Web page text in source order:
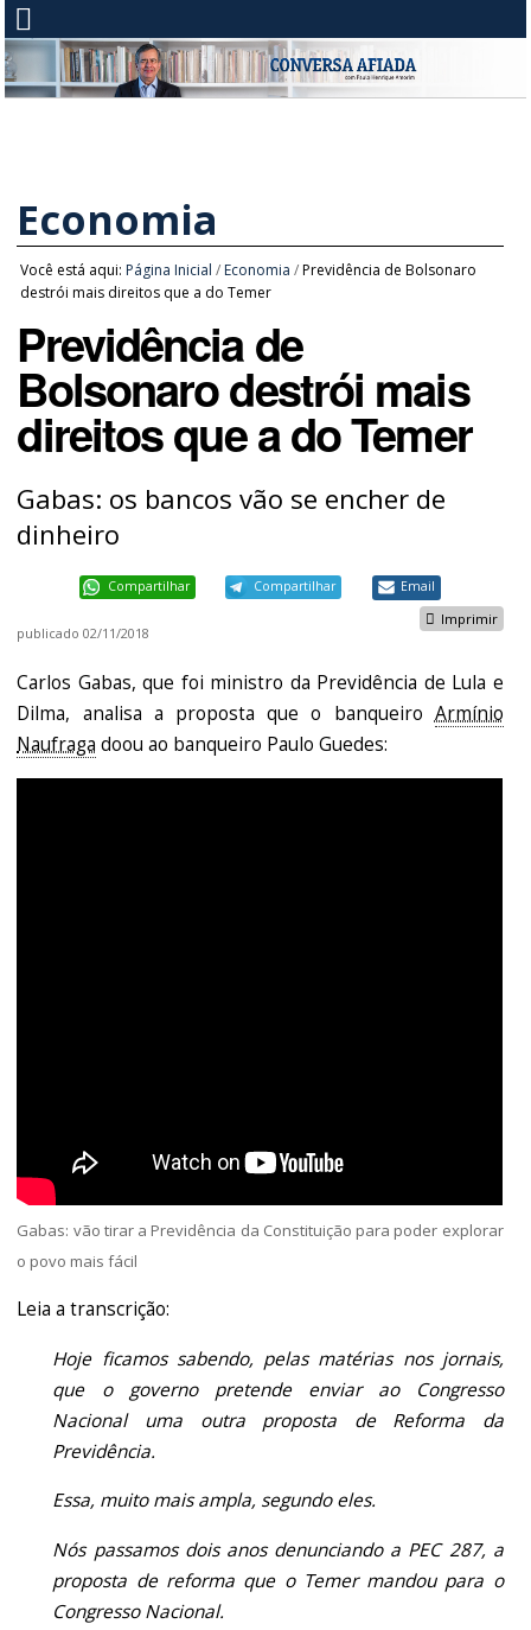
Economia
Você está aqui: Página Inicial / Economia /Previdência de Bolsonaro
destrói mais direitos que a do Temer
Previdência de
Bolsonaro destrói mais
direitos que a do Temer
Gabas: os bancos vão se encher de
dinheiro
Compartilhar Compartilhar Email
Imprimir
publicado 02/11/2018
Carlos Gabas, que foi ministro da Previdência de Lula e
Dilma, analisa a proposta que o banqueiro Armínio
Naufraga doou ao banqueiro Paulo Guedes:
Gabas: vão tirar a Previdência da Constituição para poder explorar
o povo mais fácil
Leia a transcrição:
Hoje ficamos sabendo, pelas matérias nos jornais,
que o governo pretende enviar ao Congresso
Nacional uma outra proposta de Reforma da
Previdência.
Essa, muito mais ampla, segundo eles.
Nós passamos dois anos denunciando a PEC 287, a
proposta de reforma que o Temer mandou para o
Congresso Nacional.